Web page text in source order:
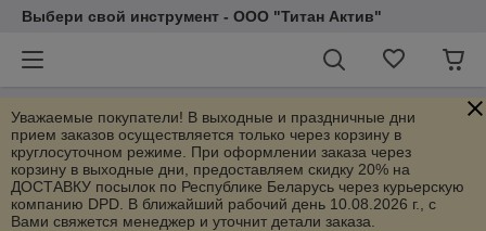
Выбери свой инструмент - ООО "Титан Актив"
Уважаемые покупатели! В выходные и праздничные дни
прием заказов осуществляется только через корзину в
круглосуточном режиме. При оформлении заказа через
корзину в выходные дни, предоставляем скидку 20% на
ДОСТАВКУ посылок по Республике Беларусь через курьерскую
компанию DPD. В ближайший рабочий день 10.08.2026 г., с
Вами свяжется менеджер и уточнит детали заказа.